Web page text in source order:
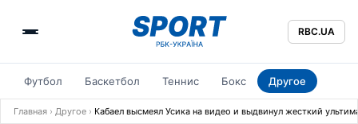
RBC.UA
Футбол Баскетбол Теннис Бокс Другое
Главная › Другое › Кабаел высмеял Усика на видео и выдвинул жесткий